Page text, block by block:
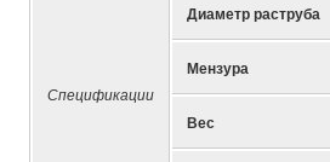
Спецификации
Диаметр раструба
Мензура
Вес